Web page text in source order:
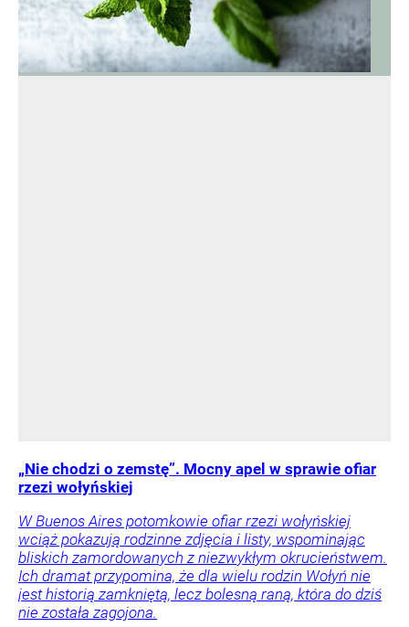
„Nie chodzi o zemstę”. Mocny apel w sprawie ofiar
rzezi wołyńskiej
W Buenos Aires potomkowie ofiar rzezi wołyńskiej
wciąż pokazują rodzinne zdjęcia i listy, wspominając
bliskich zamordowanych z niezwykłym okrucieństwem.
Ich dramat przypomina, że dla wielu rodzin Wołyń nie
jest historią zamkniętą, lecz bolesną raną, która do dziś
nie została zagojona.